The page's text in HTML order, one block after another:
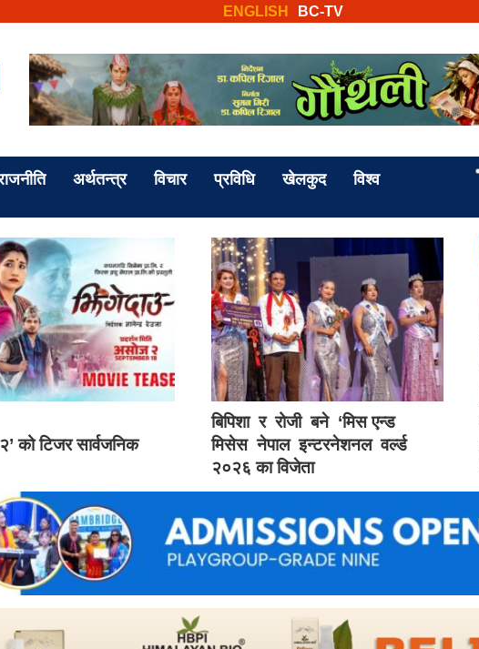
BC-TV
ENGLISH
अर्थतन्त्र विचार प्रविधि खेलकुद विश्व
को टिजर सार्वजनिक
बिपिशा र रोजी बने ‘मिस एन्ड
मिसेस नेपाल इन्टरनेशनल वर्ल्ड
२०२६ का विजेता